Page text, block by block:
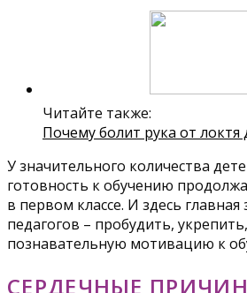
Читайте также:
Почему болит рука от локтя
У значительного количества
готовность к обучению
в первом классе. И здесь
педагогов – пробудить,
познавательную мотивацию к
СЕРДЕЧНЫЕ